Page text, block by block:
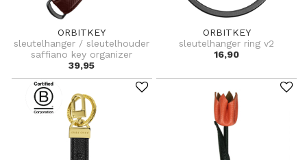
ORBITKEY
sleutelhanger / sleutelhouder
saffiano key organizer
39,95
ORBITKEY
sleutelhanger ring v2
16,90